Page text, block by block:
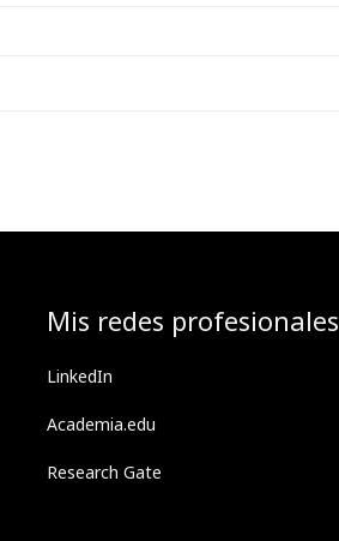
Mis redes profesionales
LinkedIn
Academia.edu
Research Gate